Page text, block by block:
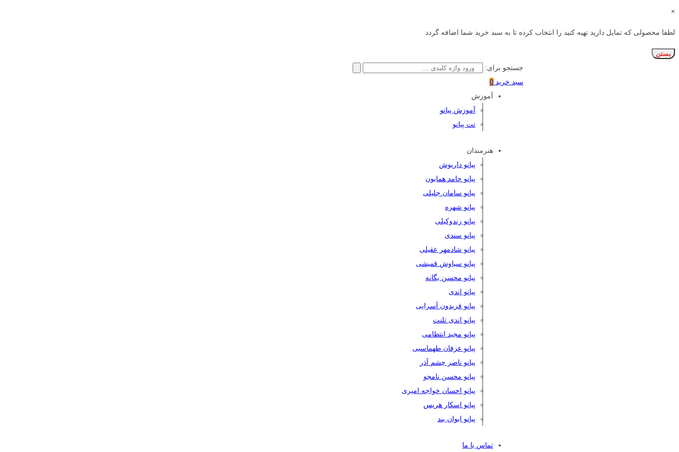
×
لطفا محصولی که تمایل دارید تهیه کنید را انتخاب کرده تا به سبد خرید شما اضافه گردد
بستن
جستجو برای:
سبد خرید 0
آموزش
آموزش پیانو
نت پیانو
هنرمندان
پیانو داریوش
پیانو حامد همایون
پیانو سامان جلیلی
پیانو شهره
پیانو زندوکیلی
پیانو سندی
پیانو شادمهر عقیلی
پیانو سیاوش قمیشی
پیانو محسن یگانه
پیانو اندی
پیانو فریدون آسرایی
پیانو اندی تلنت
پیانو مجید انتظامی
پیانو عرفان طهماسبی
پیانو ناصر چشم آذر
پیانو محسن نامجو
پیانو احسان خواجه امیری
پیانو اسکار هریس
پیانو ایوان بند
تماس با ما